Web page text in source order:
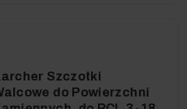
Szczotki
do Powierzchni